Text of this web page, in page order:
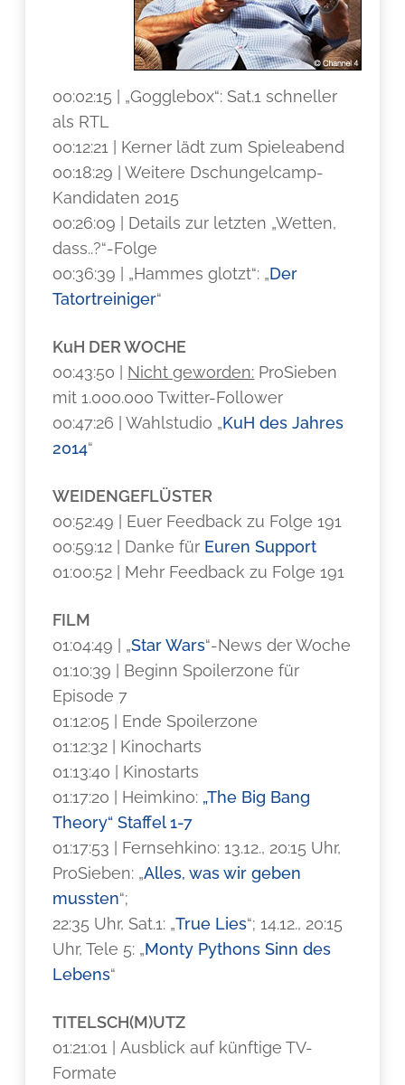
00:02:15 | „Gogglebox“: Sat.1 schneller
als RTL
00:12:21 | Kerner lädt zum Spieleabend
00:18:29 | Weitere Dschungelcamp-
Kandidaten 2015
00:26:09 | Details zur letzten „Wetten,
dass..?“-Folge
00:36:39 | „Hammes glotzt“: „Der
Tatortreiniger“
KuH DER WOCHE
00:43:50 | Nicht geworden: ProSieben
mit 1.000.000 Twitter-Follower
00:47:26 | Wahlstudio „KuH des Jahres
2014“
WEIDENGEFLÜSTER
00:52:49 | Euer Feedback zu Folge 191
00:59:12 | Danke für Euren Support
01:00:52 | Mehr Feedback zu Folge 191
FILM
01:04:49 | „Star Wars“-News der Woche
01:10:39 | Beginn Spoilerzone für
Episode 7
01:12:05 | Ende Spoilerzone
01:12:32 | Kinocharts
01:13:40 | Kinostarts
01:17:20 | Heimkino: „The Big Bang
Theory“ Staffel 1-7
01:17:53 | Fernsehkino: 13.12., 20:15 Uhr,
ProSieben: „Alles, was wir geben
mussten“;
22:35 Uhr, Sat.1: „True Lies“; 14.12., 20:15
Uhr, Tele 5: „Monty Pythons Sinn des
Lebens“
TITELSCH(M)UTZ
01:21:01 | Ausblick auf künftige TV-
Formate